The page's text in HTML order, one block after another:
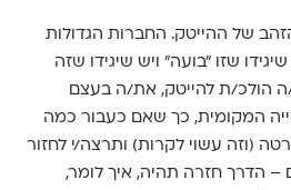
של ההייטק. החברות הגדולות
שזו ״בועה״ ויש שיגידו שזה
הולכ/ת להייטק, את/ה בעצם
המקומית, כך שאם כעבור כמה
(וזה עשוי לקרות) ותרצה/י לחזור
– הדרך חזרה תהיה, איך לומר,